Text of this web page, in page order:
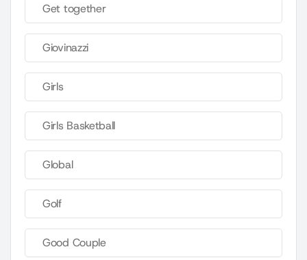
Get together
Giovinazzi
Girls
Girls Basketball
Global
Golf
Good Couple